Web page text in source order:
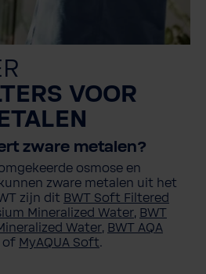
VOOR
zware metalen?
osmose en
zware metalen uit het
zijn dit BWT Soft Filtered
Mineralized Water, BWT
Water, BWT AQA
of MyAQUA Soft.